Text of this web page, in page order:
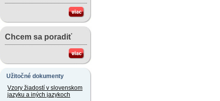
Chcem sa poradiť
Užitočné dokumenty
Vzory žiadostí v slovenskom
jazyku a iných jazykoch